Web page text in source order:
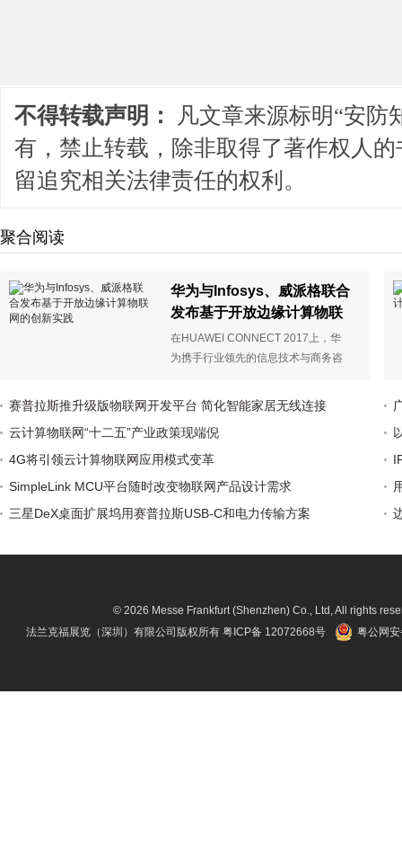
不得转载声明：
凡文章来源标明“安防
有，禁止转载，除非取得了著作权人
留追究相关法律责任的权利。
聚合阅读
华为与Infosys、威派格联合
发布基于开放边缘计算物联
网的创新实践
在HUAWEI CONNECT 2017上，华
为携手行业领先的信息技术与商务咨
方案提供商威派格，发布基于开放边
和智慧水务系列重要创新实践，加速
行业应用落地。
赛普拉斯推升级版物联网开发平台 简化智能家居无线连接
云计算物联网“十二五”产业政策现端倪
4G将引领云计算物联网应用模式变革
SimpleLink MCU平台随时改变物联网产品设计需求
三星DeX桌面扩展坞用赛普拉斯USB-C和电力传输方案
© 2026 Messe Frankfurt (Shenzhen) Co., Ltd, All rights
法兰克福展览（深圳）有限公司版权所有 粤ICP备 12072668号 粤公网